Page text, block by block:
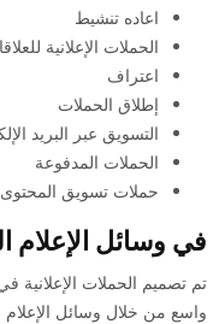
اعاده تنشيط
الحملات الإعلانية
اعتراف
إطلاق الحملات
التسويق عبر البريد
الحملات المدفوعة
حملات تسويق المحتوى
في وسائل الإعلام
تم تصميم الحملات الإعلانية
واسع من خلال وسائل الإعلام